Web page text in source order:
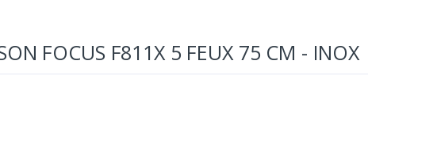
FOCUS F811X 5 FEUX 75 CM - INOX